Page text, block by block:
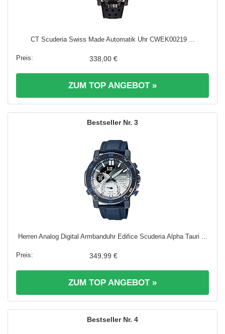
CT Scuderia Swiss Made Automatik Uhr CWEK00219 ...
338,00 €
ZUM TOP ANGEBOT »
3
Herren Analog Digital Armbanduhr Edifice Scuderia Alpha Tauri ...
349,99 €
ZUM TOP ANGEBOT »
4